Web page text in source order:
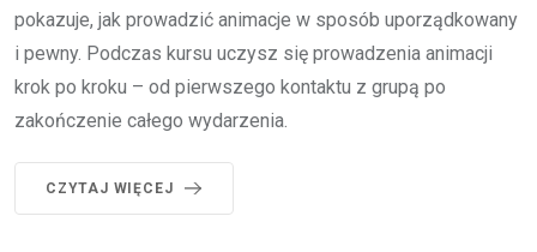
pokazuje, jak prowadzić animacje w sposób uporządkowany
i pewny. Podczas kursu uczysz się prowadzenia animacji
krok po kroku – od pierwszego kontaktu z grupą po
zakończenie całego wydarzenia.
CZYTAJ WIĘCEJ